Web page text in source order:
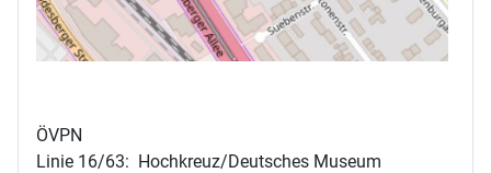
ÖVPN
Linie 16/63: Hochkreuz/Deutsches Museum